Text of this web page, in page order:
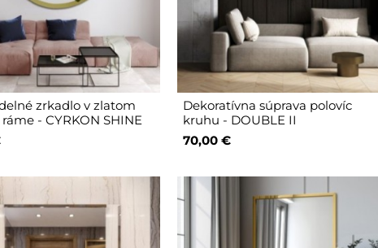
zrkadlo v zlatom
- CYRKON SHINE
Dekoratívna súprava polovíc
kruhu - DOUBLE II
70,00 €